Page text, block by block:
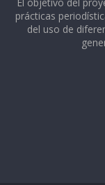
prácticas
del uso de